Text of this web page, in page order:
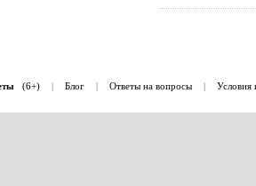
(6+) | Блог | Ответы на вопросы | Условия